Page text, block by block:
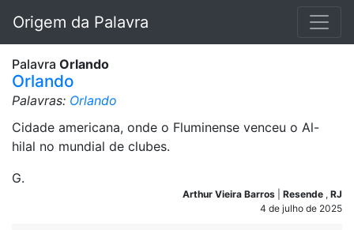
Origem da Palavra
Palavra Orlando
Orlando
Palavras: Orlando
Cidade americana, onde o Fluminense venceu o Al-
hilal no mundial de clubes.
G.
Arthur Vieira Barros Resende , RJ
4 de julho de 2025